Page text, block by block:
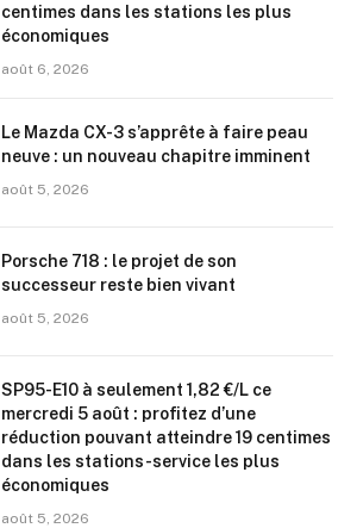
centimes dans les stations les plus
économiques
août 6, 2026
Le Mazda CX-3 s’apprête à faire peau
neuve : un nouveau chapitre imminent
août 5, 2026
Porsche 718 : le projet de son
successeur reste bien vivant
août 5, 2026
SP95-E10 à seulement 1,82 €/L ce
mercredi 5 août : profitez d’une
réduction pouvant atteindre 19 centimes
dans les stations-service les plus
économiques
août 5, 2026